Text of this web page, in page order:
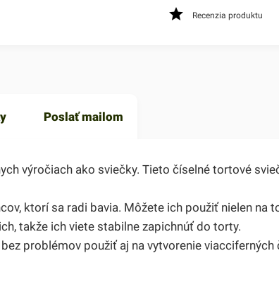
Recenzia produktu
Poslať mailom
výročiach ako sviečky. Tieto číselné tortové
ktorí sa radi bavia. Môžete ich použiť nielen na
takže ich viete stabilne zapichnúť do torty.
problémov použiť aj na vytvorenie viacciferných